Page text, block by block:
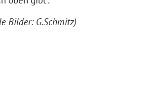
Bilder: G.Schmitz)